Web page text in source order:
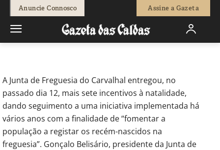
Anuncie Connosco Assine a Gazeta
Redação - 23 de Dezembro, 2020 530 0
A Junta de Freguesia do Carvalhal entregou, no
passado dia 12, mais sete incentivos à natalidade,
dando seguimento a uma iniciativa implementada há
vários anos com a finalidade de “fomentar a
população a registar os recém-nascidos na
freguesia”. Gonçalo Belisário, presidente da Junta de